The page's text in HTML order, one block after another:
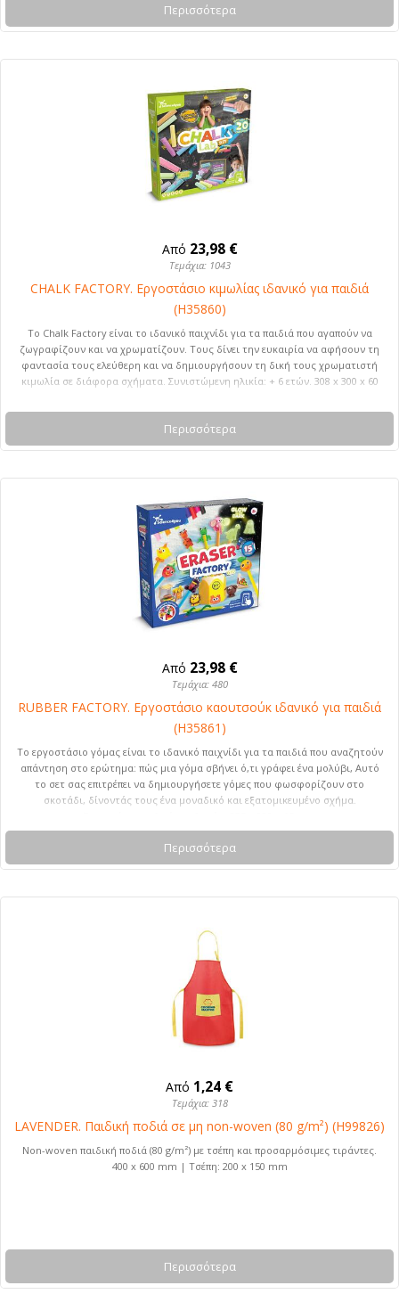
Περισσότερα
Από 23,98 €
Τεμάχια: 1043
CHALK FACTORY. Εργοστάσιο κιμωλίας ιδανικό για παιδιά
(H35860)
Το Chalk Factory είναι το ιδανικό παιχνίδι για τα παιδιά που αγαπούν να
ζωγραφίζουν και να χρωματίζουν. Τους δίνει την ευκαιρία να αφήσουν τη
φαντασία τους ελεύθερη και να δημιουργήσουν τη δική τους χρωματιστή
κιμωλία σε διάφορα σχήματα. Συνιστώμενη ηλικία: + 6 ετών. 308 x 300 x 60
Περισσότερα
Από 23,98 €
Τεμάχια: 480
RUBBER FACTORY. Εργοστάσιο καουτσούκ ιδανικό για παιδιά
(H35861)
Το εργοστάσιο γόμας είναι το ιδανικό παιχνίδι για τα παιδιά που αναζητούν
απάντηση στο ερώτημα: πώς μια γόμα σβήνει ό,τι γράφει ένα μολύβι, Αυτό
το σετ σας επιτρέπει να δημιουργήσετε γόμες που φωσφορίζουν στο
σκοτάδι, δίνοντάς τους ένα μοναδικό και εξατομικευμένο σχήμα.
Περισσότερα
Από 1,24 €
Τεμάχια: 318
LAVENDER. Παιδική ποδιά σε μη non-woven (80 g/m²) (H99826)
Non-woven παιδική ποδιά (80 g/m²) με τσέπη και προσαρμόσιμες τιράντες.
400 x 600 mm | Τσέπη: 200 x 150 mm
Περισσότερα